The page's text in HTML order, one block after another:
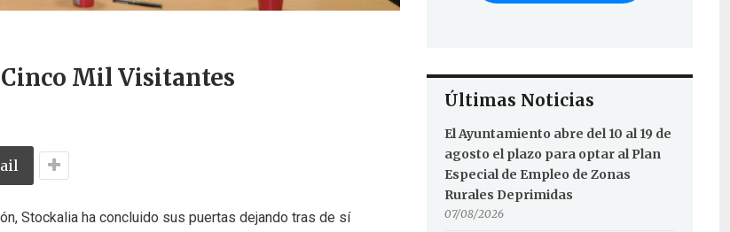
Mil Visitantes
Stockalia ha concluido sus puertas dejando tras de sí
Últimas Noticias
El Ayuntamiento abre del 10 al 19 de
agosto el plazo para optar al Plan
Especial de Empleo de Zonas
Rurales Deprimidas
07/08/2026